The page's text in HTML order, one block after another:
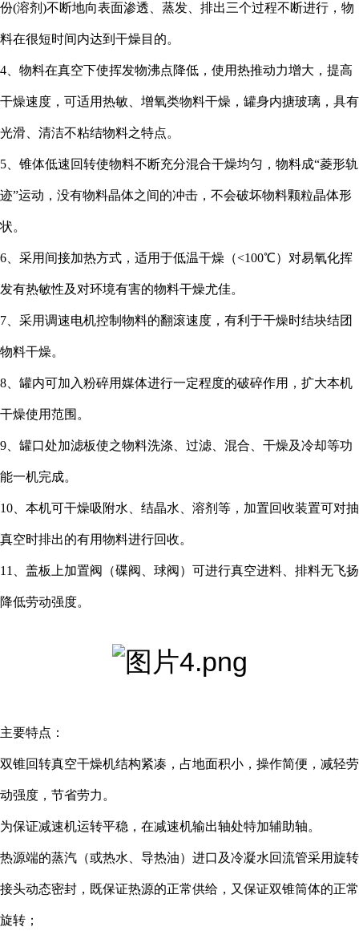
份(溶剂)不断地向表面渗透、蒸发、排出三个过程不断进行，物
料在很短时间内达到干燥目的。
4、物料在真空下使挥发物沸点降低，使用热推动力增大，提高
干燥速度，可适用热敏、增氧类物料干燥，罐身内搪玻璃，具有
光滑、清洁不粘结物料之特点。
5、锥体低速回转使物料不断充分混合干燥均匀，物料成“菱形轨
迹”运动，没有物料晶体之间的冲击，不会破坏物料颗粒晶体形
状。
6、采用间接加热方式，适用于低温干燥（<100℃）对易氧化挥
发有热敏性及对环境有害的物料干燥尤佳。
7、采用调速电机控制物料的翻滚速度，有利于干燥时结块结团
物料干燥。
8、罐内可加入粉碎用媒体进行一定程度的破碎作用，扩大本机
干燥使用范围。
9、罐口处加滤板使之物料洗涤、过滤、混合、干燥及冷却等功
能一机完成。
10、本机可干燥吸附水、结晶水、溶剂等，加置回收装置可对抽
真空时排出的有用物料进行回收。
11、盖板上加置阀（碟阀、球阀）可进行真空进料、排料无飞扬
降低劳动强度。
主要特点：
双锥回转真空干燥机结构紧凑，占地面积小，操作简便，减轻劳
动强度，节省劳力。
为保证减速机运转平稳，在减速机输出轴处特加辅助轴。
热源端的蒸汽（或热水、导热油）进口及冷凝水回流管采用旋转
接头动态密封，既保证热源的正常供给，又保证双锥筒体的正常
旋转；